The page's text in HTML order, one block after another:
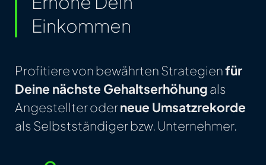
Einkommen
Profitiere von bewährten Strategienfür
Deine nächste Gehaltserhöhungals
Angestellter oderneue Umsatzrekorde
als Selbstständiger bzw. Unternehmer.